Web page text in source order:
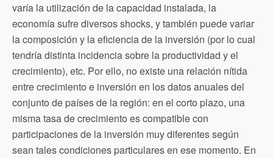
varía la utilización de la capacidad instalada, la
economía sufre diversos shocks, y también puede variar
la composición y la eficiencia de la inversión (por lo cual
tendría distinta incidencia sobre la productividad y el
crecimiento), etc. Por ello, no existe una relación nítida
entre crecimiento e inversión en los datos anuales del
conjunto de países de la región: en el corto plazo, una
misma tasa de crecimiento es compatible con
participaciones de la inversión muy diferentes según
sean tales condiciones particulares en ese momento. En